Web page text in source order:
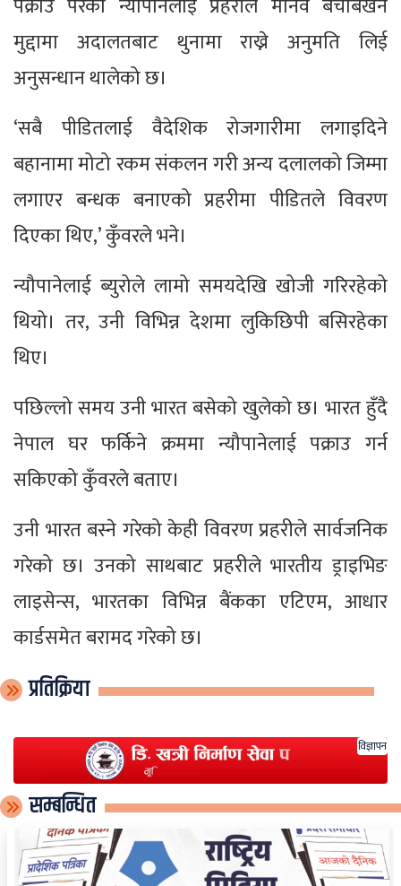
मुद्दामा अदालतबाट थुनामा राख्ने अनुमति लिई
अनुसन्धान थालेको छ।
‘सबै पीडितलाई वैदेशिक रोजगारीमा लगाइदिने
बहानामा मोटो रकम संकलन गरी अन्य दलालको जिम्मा
लगाएर बन्धक बनाएको प्रहरीमा पीडितले विवरण
दिएका थिए,’ कुँवरले भने।
न्यौपानेलाई ब्युरोले लामो समयदेखि खोजी गरिरहेको
थियो। तर, उनी विभिन्न देशमा लुकिछिपी बसिरहेका
थिए।
पछिल्लो समय उनी भारत बसेको खुलेको छ। भारत हुँदै
नेपाल घर फर्किने क्रममा न्यौपानेलाई पक्राउ गर्न
सकिएको कुँवरले बताए।
उनी भारत बस्ने गरेको केही विवरण प्रहरीले सार्वजनिक
गरेको छ। उनको साथबाट प्रहरीले भारतीय ड्राइभिङ
लाइसेन्स, भारतका विभिन्न बैंकका एटिएम, आधार
कार्डसमेत बरामद गरेको छ।
प्रतिक्रिया
विज्ञापन
सम्बन्धित